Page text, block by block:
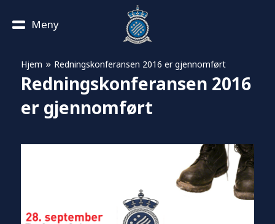
Meny
Hjem » Redningskonferansen 2016 er gjennomført
Redningskonferansen 2016
er gjennomført